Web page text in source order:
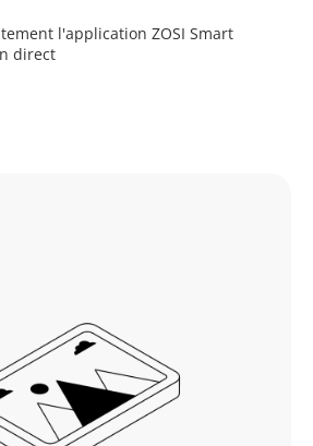
l'application ZOSI Smart
direct